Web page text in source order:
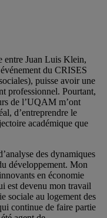
entre Juan Luis Klein,
du CRISES
puisse avoir une
professionnel. Pourtant,
de l’UQAM m’ont
d’entreprendre le
académique que
des dynamiques
développement. Mon
en économie
est devenu mon travail
sociale au logement des
continue de faire partie